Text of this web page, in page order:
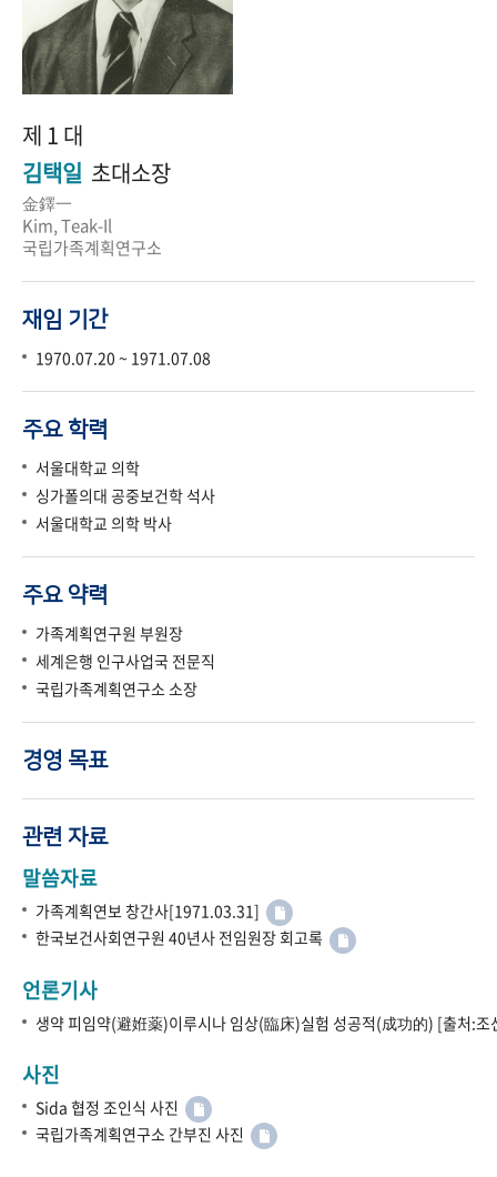
제 1 대
김택일 초대소장
金鐸一
Kim, Teak-Il
국립가족계획연구소
재임 기간
1970.07.20 ~ 1971.07.08
주요 학력
서울대학교 의학
싱가폴의대 공중보건학 석사
서울대학교 의학 박사
주요 약력
가족계획연구원 부원장
세계은행 인구사업국 전문직
국립가족계획연구소 소장
경영 목표
관련 자료
말씀자료
가족계획연보 창간사[1971.03.31]
한국보건사회연구원 40년사 전임원장 회고록
언론기사
생약 피임약(避姙薬)이루시나 임상(臨床)실험 성공적(成功的) [출처:
사진
Sida 협정 조인식 사진
국립가족계획연구소 간부진 사진